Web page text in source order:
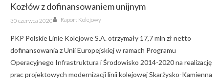
Kozłów z dofinansowaniem unijnym
Posted
on
30 czerwca 2020 Author
Raport Kolejowy
PKP Polskie Linie Kolejowe S.A. otrzymały 17,7 mln zł netto
dofinansowania z Unii Europejskiej w ramach Programu
Operacyjnego Infrastruktura i Środowisko 2014-2020 na realizację
prac projektowych modernizacji linii kolejowej Skarżysko-Kamienna